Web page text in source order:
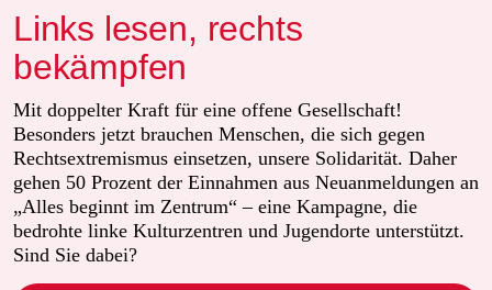
Herausgegeben von Harald Welzer
Jetzt abonnieren
5 Kommentare Neueste/Älteste
Links lesen, rechts
bekämpfen
Mit doppelter Kraft für eine offene Gesellschaft!
Besonders jetzt brauchen Menschen, die sich gegen
Rechtsextremismus einsetzen, unsere Solidarität. Daher
gehen 50 Prozent der Einnahmen aus Neuanmeldungen an
„Alles beginnt im Zentrum“ – eine Kampagne, die
bedrohte linke Kulturzentren und Jugendorte unterstützt.
Sind Sie dabei?